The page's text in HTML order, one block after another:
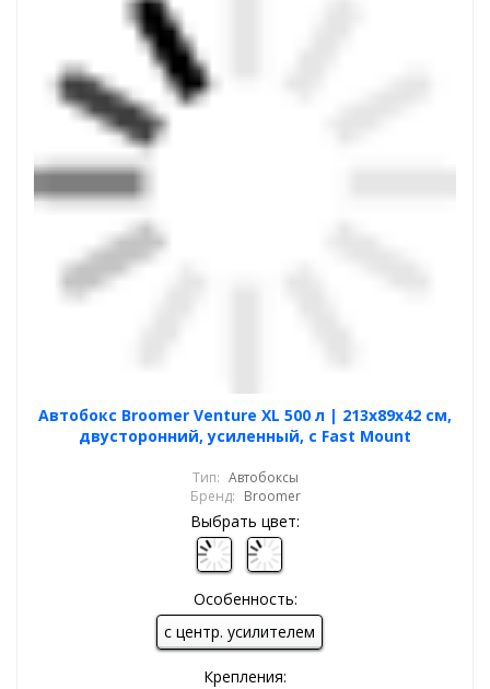
Автобокс Broomer Venture XL 500 л | 213х89х42 см,
двусторонний, усиленный, с Fast Mount
Тип: Автобоксы
Бренд: Broomer
Выбрать цвет:
Особенность:
с центр. усилителем
Крепления: